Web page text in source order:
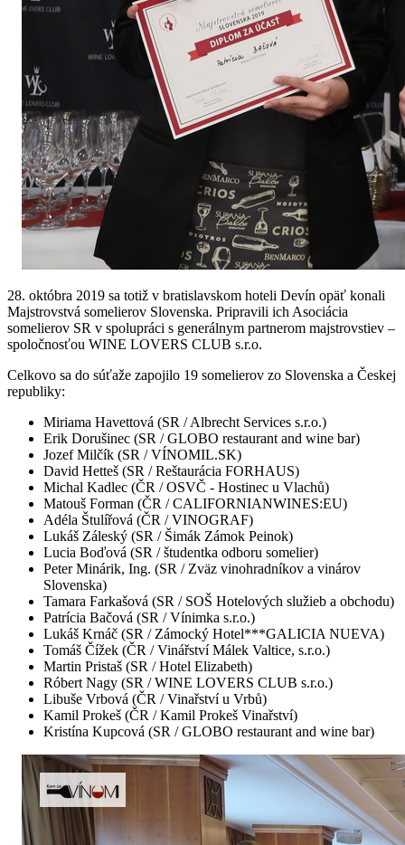
28. októbra 2019 sa totiž v bratislavskom hoteli Devín opäť konali
Majstrovstvá somelierov Slovenska. Pripravili ich Asociácia
somelierov SR v spolupráci s generálnym partnerom majstrovstiev –
spoločnosťou WINE LOVERS CLUB s.r.o.
Celkovo sa do súťaže zapojilo 19 somelierov zo Slovenska a Českej
republiky:
Miriama Havettová (SR / Albrecht Services s.r.o.)
Erik Dorušinec (SR / GLOBO restaurant and wine bar)
Jozef Milčík (SR / VÍNOMIL.SK)
David Hetteš (SR / Reštaurácia FORHAUS)
Michal Kadlec (ČR / OSVČ - Hostinec u Vlachů)
Matouš Forman (ČR / CALIFORNIANWINES:EU)
Adéla Štulířová (ČR / VINOGRAF)
Lukáš Záleský (SR / Šimák Zámok Peinok)
Lucia Boďová (SR / študentka odboru somelier)
Peter Minárik, Ing. (SR / Zväz vinohradníkov a vinárov
Slovenska)
Tamara Farkašová (SR / SOŠ Hotelových služieb a obchodu)
Patrícia Bačová (SR / Vínimka s.r.o.)
Lukáš Krnáč (SR / Zámocký Hotel***GALICIA NUEVA)
Tomáš Čížek (ČR / Vinářství Málek Valtice, s.r.o.)
Martin Pristaš (SR / Hotel Elizabeth)
Róbert Nagy (SR / WINE LOVERS CLUB s.r.o.)
Libuše Vrbová (ČR / Vinařství u Vrbů)
Kamil Prokeš (ČR / Kamil Prokeš Vinařství)
Kristína Kupcová (SR / GLOBO restaurant and wine bar)